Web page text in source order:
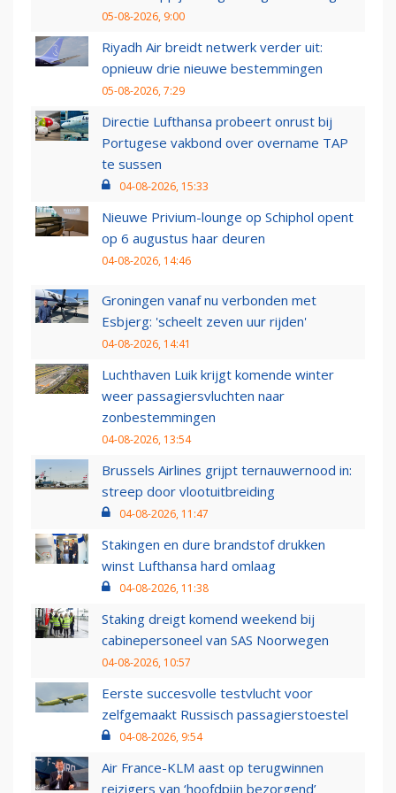
05-08-2026, 9:00
Riyadh Air breidt netwerk verder uit:
opnieuw drie nieuwe bestemmingen
05-08-2026, 7:29
Directie Lufthansa probeert onrust bij
Portugese vakbond over overname TAP
te sussen
04-08-2026, 15:33
Nieuwe Privium-lounge op Schiphol opent
op 6 augustus haar deuren
04-08-2026, 14:46
Groningen vanaf nu verbonden met
Esbjerg: 'scheelt zeven uur rijden'
04-08-2026, 14:41
Luchthaven Luik krijgt komende winter
weer passagiersvluchten naar
zonbestemmingen
04-08-2026, 13:54
Brussels Airlines grijpt ternauwernood in:
streep door vlootuitbreiding
04-08-2026, 11:47
Stakingen en dure brandstof drukken
winst Lufthansa hard omlaag
04-08-2026, 11:38
Staking dreigt komend weekend bij
cabinepersoneel van SAS Noorwegen
04-08-2026, 10:57
Eerste succesvolle testvlucht voor
zelfgemaakt Russisch passagierstoestel
04-08-2026, 9:54
Air France-KLM aast op terugwinnen
reizigers van ‘hoofdpijn bezorgend’